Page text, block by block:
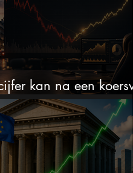
kan na een
alles veranderen